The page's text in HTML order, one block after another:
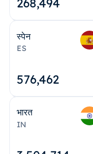
268,495
स्पेन
ES
576,463
भारत
IN